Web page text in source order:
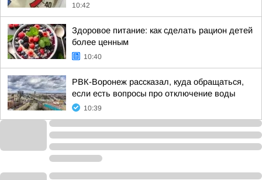
10:42
Здоровое питание: как сделать рацион детей
более ценным
10:40
РВК-Воронеж рассказал, куда обращаться,
если есть вопросы про отключение воды
10:39